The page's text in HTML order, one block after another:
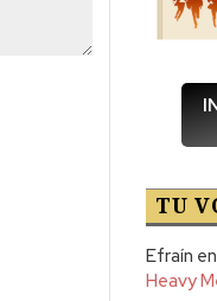
TU
Efraín
Heavy